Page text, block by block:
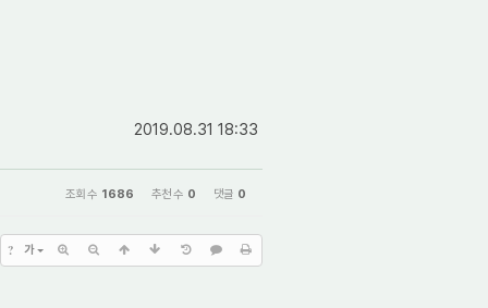
2019.08.31 18:33
조회 수 1686 추천 수 0 댓글 0
? 가